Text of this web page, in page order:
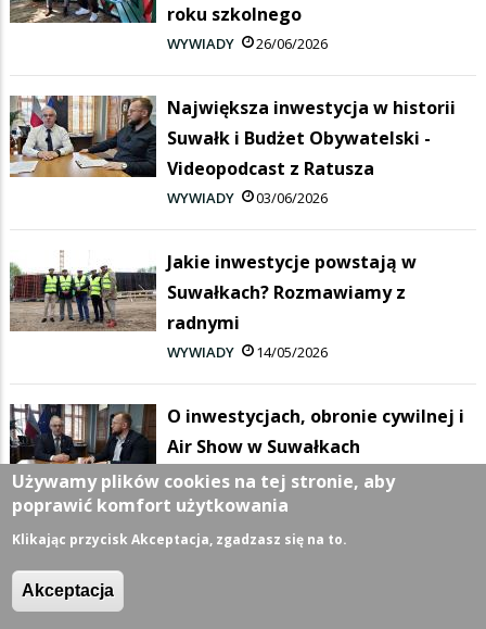
roku szkolnego
WYWIADY 26/06/2026
Największa inwestycja w historii
Suwałk i Budżet Obywatelski -
Videopodcast z Ratusza
WYWIADY 03/06/2026
Jakie inwestycje powstają w
Suwałkach? Rozmawiamy z
radnymi
WYWIADY 14/05/2026
O inwestycjach, obronie cywilnej i
Air Show w Suwałkach
WYWIADY 08/05/2026
więcej »
Używamy plików cookies na tej stronie, aby
poprawić komfort użytkowania
Klikając przycisk Akceptacja, zgadzasz się na to.
Akceptacja